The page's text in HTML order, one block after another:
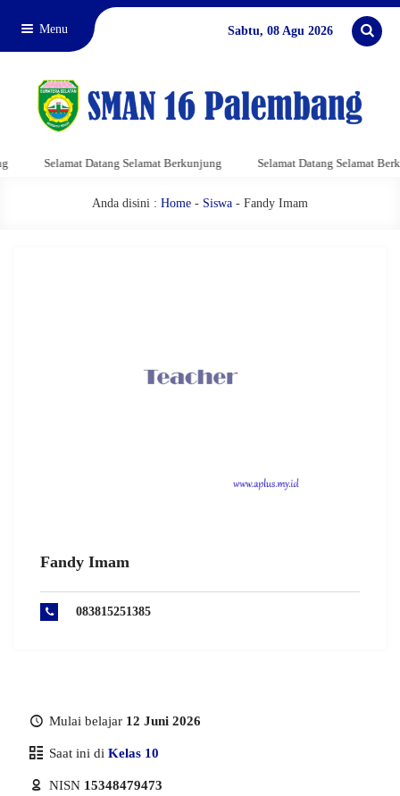
Menu Sabtu, 08 Agu 2026
Selamat Datang Selamat Berkunjung Selamat Datang Selamat
Anda disini : Home - Siswa - Fandy Imam
Fandy Imam
083815251385
Mulai belajar 12 Juni 2026
Saat ini di Kelas 10
NISN 15348479473